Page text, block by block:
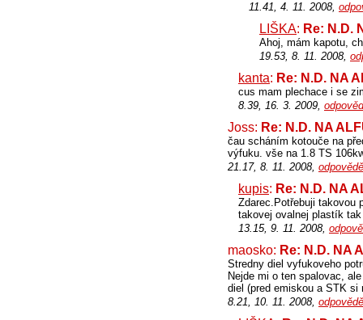
11.41, 4. 11. 2008,
LIŠKA: Re: N.D.
Ahoj, mám kapotu,
19.53, 8. 11. 2008,
kanta: Re: N.D. NA
cus mam plechace i se
8.39, 16. 3. 2009,
Joss: Re: N.D. NA
čau scháním kotouče na
výfuku. vše na 1.8 TS
21.17, 8. 11. 2008,
kupis: Re: N.D. NA
Zdarec.Potřebuji takovou
takovej ovalnej plastík
13.15, 9. 11. 2008,
maosko: Re: N.D. NA
Stredny diel vyfukoveho
Nejde mi o ten spalovac,
diel (pred emiskou a STK si
8.21, 10. 11. 2008,